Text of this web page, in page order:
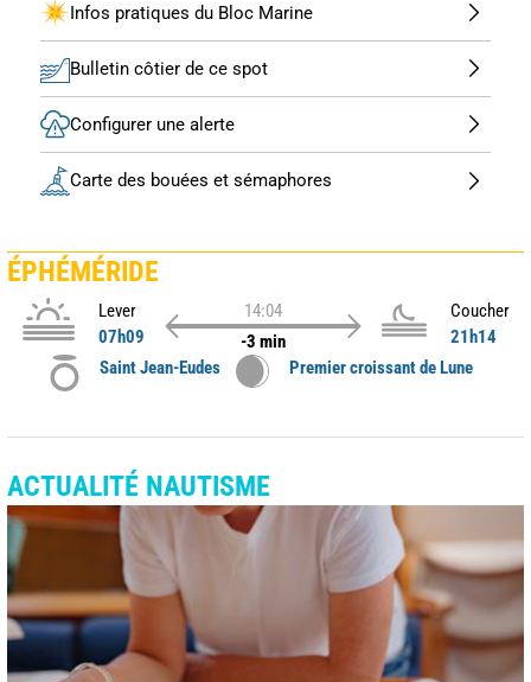
Infos pratiques du Bloc Marine
Bulletin côtier de ce spot
Configurer une alerte
Carte des bouées et sémaphores
ÉPHÉMÉRIDE
Lever
07h09
14:04
-3 min
Coucher
21h14
Saint Jean-Eudes
Premier croissant de Lune
ACTUALITÉ NAUTISME